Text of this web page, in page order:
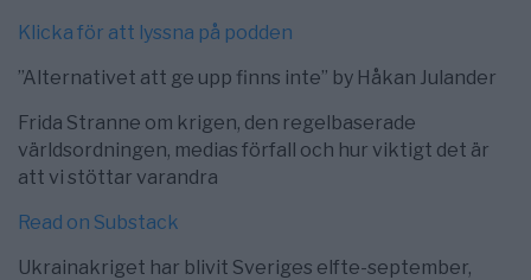
Klicka för att lyssna på podden
”Alternativet att ge upp finns inte” by Håkan Julander
Frida Stranne om krigen, den regelbaserade
världsordningen, medias förfall och hur viktigt det är
att vi stöttar varandra
Read on Substack
Ukrainakriget har blivit Sveriges elfte-september,